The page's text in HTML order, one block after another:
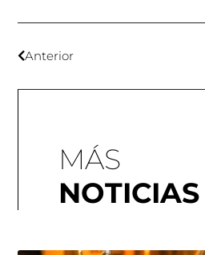
Anterior
MÁS
NOTICIAS